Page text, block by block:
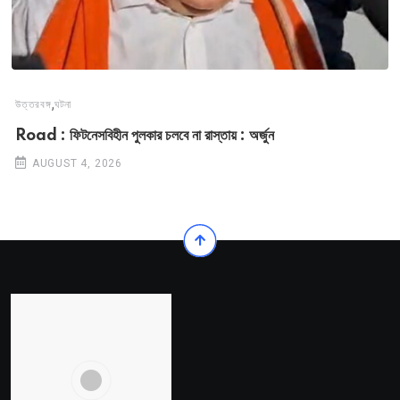
উত্তরবঙ্গ,ঘটনা
Road : ফিটনেসবিহীন পুলকার চলবে না রাস্তায় : অর্জুন
AUGUST 4, 2026